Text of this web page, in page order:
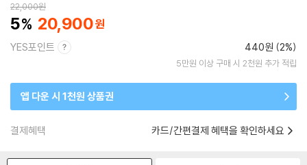
22,000원
5 20,900
YES포인트 440원 (2%)
5만원 이상 구매 시 2천원 추가 적립
앱 다운 시 1천원 상품권
결제혜택 카드/간편결제 혜택을 확인하세요